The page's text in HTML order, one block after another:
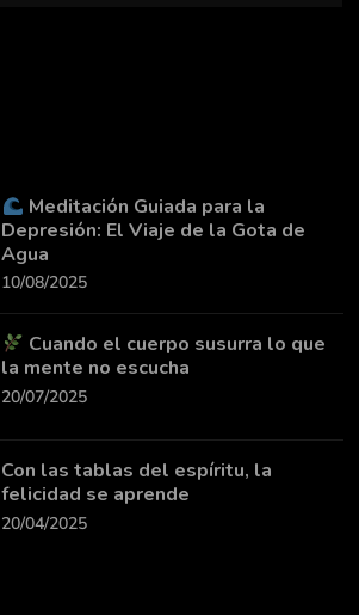
Meditación Guiada para la
Depresión: El Viaje de la Gota de
Agua
10/08/2025
Cuando el cuerpo susurra lo que
la mente no escucha
20/07/2025
Con las tablas del espíritu, la
felicidad se aprende
20/04/2025